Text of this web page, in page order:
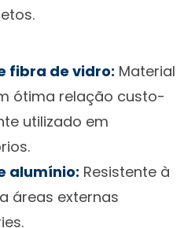
fibra de vidro: Material
ótima relação custo-
utilizado em
alumínio: Resistente à
áreas externas